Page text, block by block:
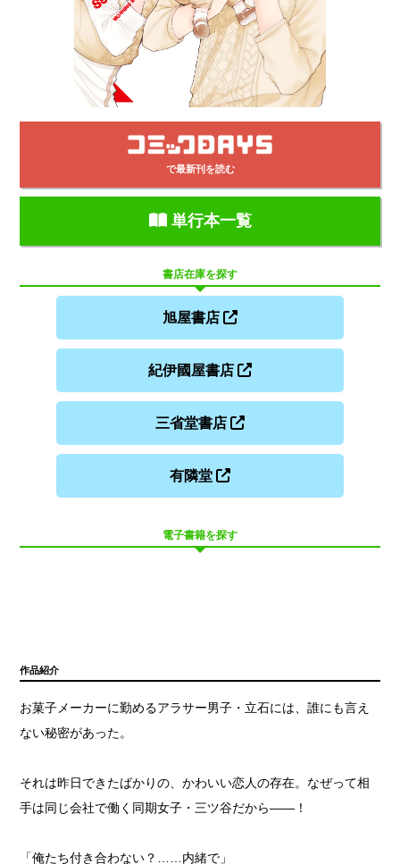
で最新刊を読む
単行本一覧
書店在庫を探す
旭屋書店
紀伊國屋書店
三省堂書店
有隣堂
電子書籍を探す
作品紹介
お菓子メーカーに勤めるアラサー男子・立石には、誰にも言え
ない秘密があった。
それは昨日できたばかりの、かわいい恋人の存在。なぜって相
手は同じ会社で働く同期女子・三ツ谷だから——！
「俺たち付き合わない？……内緒で」